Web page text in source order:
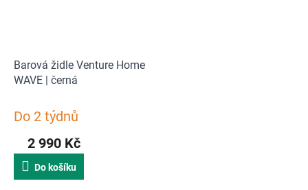
Barová židle Venture Home
WAVE | černá
Do 2 týdnů
2 990 Kč
Do košíku